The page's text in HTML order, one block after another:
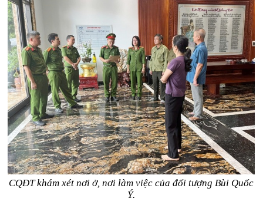
CQĐT khám xét nơi ở, nơi làm việc của đối tượng Bùi Quốc
Ý.